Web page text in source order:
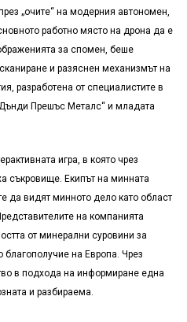
„очите“ на модерния автономен,
работно място на дрона да е
за спомен, беше
и разяснен механизмът на
разработена от специалистите в
Прешъс Металс“ и младата
игра, в която чрез
съкровище. Екипът на минната
да видят минното дело като област
на компанията
от минерални суровини за
на Европа. Чрез
в подхода на информиране една
и разбираема.